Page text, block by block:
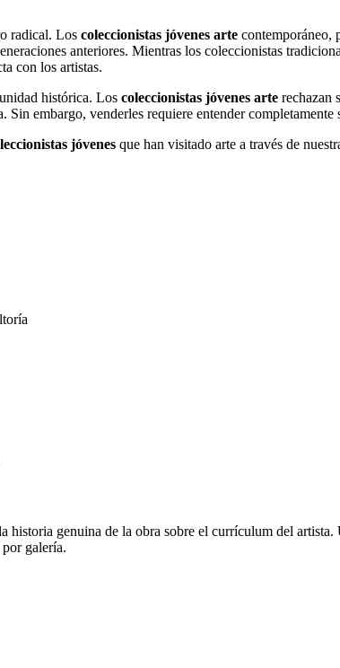
radical. Los coleccionistas jóvenes arte contemporáneo,
anteriores. Mientras los coleccionistas
con los artistas.
histórica. Los coleccionistas jóvenes arte rechazan
embargo, venderles requiere entender
jóvenes que han visitado arte a través de
historia genuina de la obra sobre el currículum del
galería.